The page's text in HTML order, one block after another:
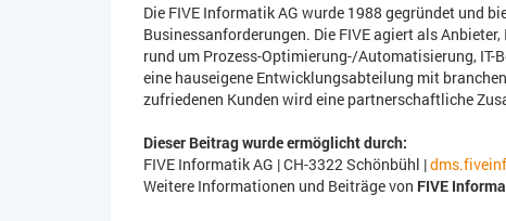
Die FIVE Informatik AG wurde 1988 gegründet und
Businessanforderungen. Die FIVE agiert als
rund um Prozess-Optimierung-/Automatisierung,
eine hauseigene Entwicklungsabteilung mit
zufriedenen Kunden wird eine partnerschaftliche
Dieser Beitrag wurde ermöglicht durch:
FIVE Informatik AG | CH-3322 Schönbühl |
Weitere Informationen und Beiträge von FIVE